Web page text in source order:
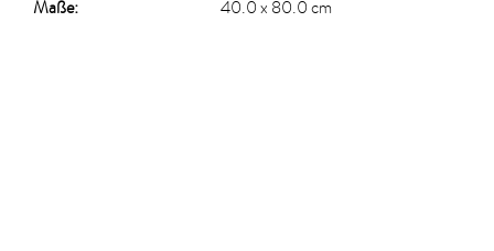
Maße:
40.0 x 80.0 cm